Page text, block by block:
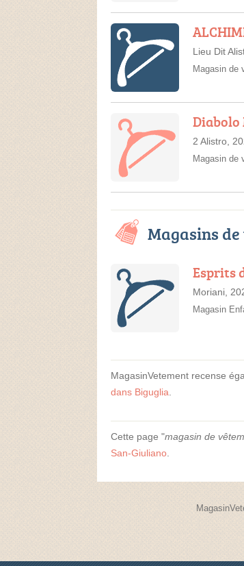
Lieu Dit
Magasin de
Diabolo
2 Alistro,
Magasin de
Magasins
Esprits
Moriani,
Magasin
MagasinVetement recense
dans Biguglia
Cette page "magasin de
San-Giuliano